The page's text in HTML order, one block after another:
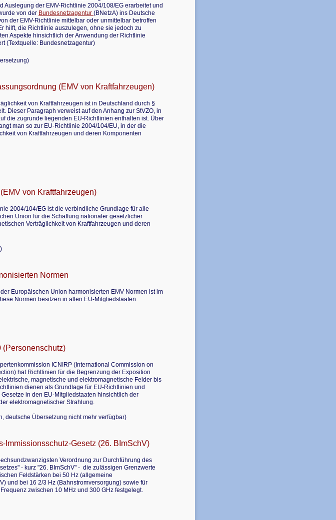
Auslegung der EMV-Richtlinie 2004/108/EG erarbeitet und
von der Bundesnetzagentur (BNetzA) ins Deutsche
der EMV-Richtlinie mittelbar oder unmittelbar betroffen
hilft, die Richtlinie auszulegen, ohne sie jedoch zu
Aspekte hinsichtlich der Anwendung der Richtlinie
(Textquelle: Bundesnetzagentur)
(EMV von Kraftfahrzeugen)
von Kraftfahrzeugen ist in Deutschland durch §
Dieser Paragraph verweist auf den Anhang zur StVZO, in
die zugrunde liegenden EU-Richtlinien enthalten ist. Über
man so zur EU-Richtlinie 2004/104/EU, in der die
von Kraftfahrzeugen und deren Komponenten
von Kraftfahrzeugen)
2004/104/EG ist die verbindliche Grundlage für alle
Union für die Schaffung nationaler gesetzlicher
Verträglichkeit von Kraftfahrzeugen und deren
Normen
Europäischen Union harmonisierten EMV-Normen ist im
Normen besitzen in allen EU-Mitgliedstaaten
(Personenschutz)
ICNIRP (International Commission on
hat Richtlinien für die Begrenzung der Exposition
magnetische und elektromagnetische Felder bis
dienen als Grundlage für EU-Richtlinien und
in den EU-Mitgliedstaaten hinsichtlich der
elektromagnetischer Strahlung.
deutsche Übersetzung nicht mehr verfügbar)
Immissionsschutz-Gesetz (26. BImSchV)
Verordnung zur Durchführung des
- kurz "26. BImSchV" - die zulässigen Grenzwerte
Feldstärken bei 50 Hz (allgemeine
und bei 16 2/3 Hz (Bahnstromversorgung) sowie für
zwischen 10 MHz und 300 GHz festgelegt.